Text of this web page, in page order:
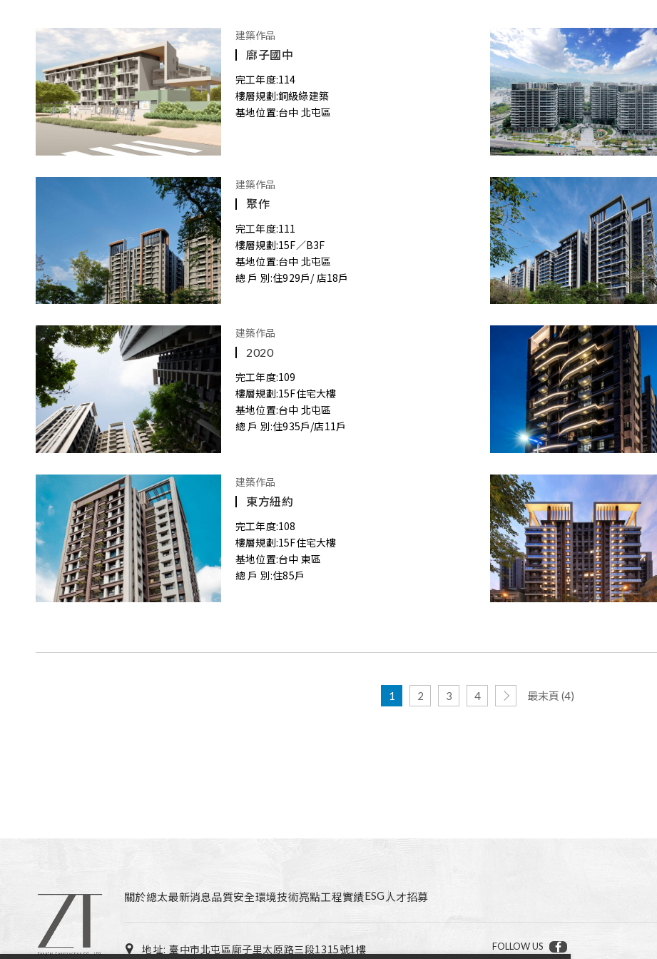
建築作品
廍子國中
完工年度:114
樓層規劃:銅級綠建築
基地位置:台中 北屯區
建築作品
聚作
完工年度:111
樓層規劃:15F／B3F
基地位置:台中 北屯區
總 戶 別:住929戶/ 店18戶
建築作品
2020
完工年度:109
樓層規劃:15F住宅大樓
基地位置:台中 北屯區
總 戶 別:住935戶/店11戶
建築作品
東方紐約
完工年度:108
樓層規劃:15F住宅大樓
基地位置:台中 東區
總 戶 別:住85戶
1 2 3 4 最末頁 (4)
關於總太最新消息品質安全環境技術亮點工程實績ESG 人才招募
地址: 臺中市北屯區廍子里太原路三段1315號1樓 FOLLOW US